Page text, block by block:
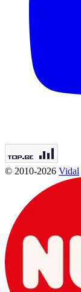
© 2010-2026 Vidal